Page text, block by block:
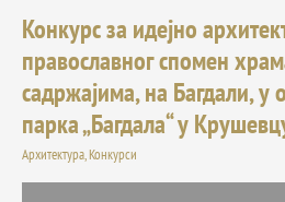
Конкурс за идејно
православног спомен
садржајима, на Багдали, у
парка „Багдала“ у
Архитектура,Конкурси
Конкурс
идејно
архитектонско
решење
православног
спомен
храма